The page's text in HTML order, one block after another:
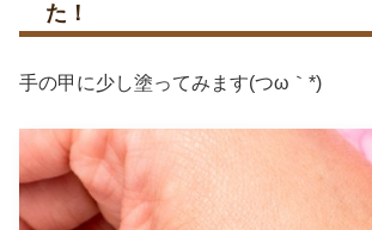
た！
手の甲に少し塗ってみます(つω｀*)